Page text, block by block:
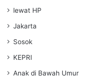
lewat HP
Jakarta
Sosok
KEPRI
Anak di Bawah Umur